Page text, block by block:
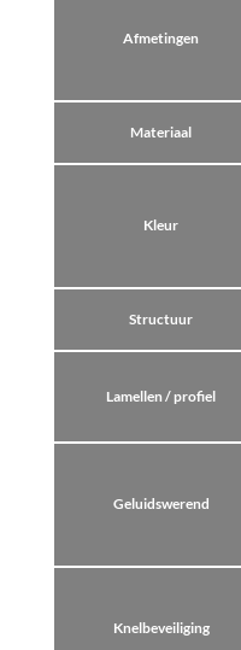
Afmetingen
Materiaal
Kleur
Structuur
Lamellen / profiel
Geluidswerend
Knelbeveiliging